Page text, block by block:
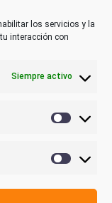
los servicios y la
interacción con
Siempre activo
Marketing